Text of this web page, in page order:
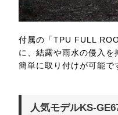
付属の「TPU FULL
に、結露や雨水の侵入
簡単に取り付けが可能で
人気モデルKS-